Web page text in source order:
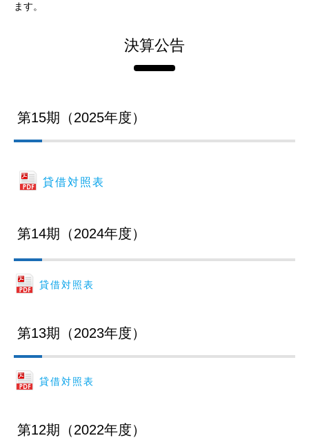
ます。
決算公告
第15期（2025年度）
貸借対照表
第14期（2024年度）
貸借対照表
第13期（2023年度）
貸借対照表
第12期（2022年度）